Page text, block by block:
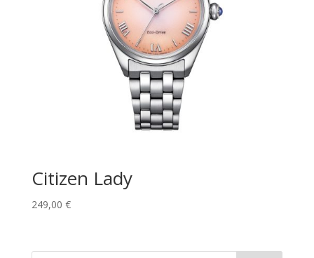
Citizen Lady
249,00 €